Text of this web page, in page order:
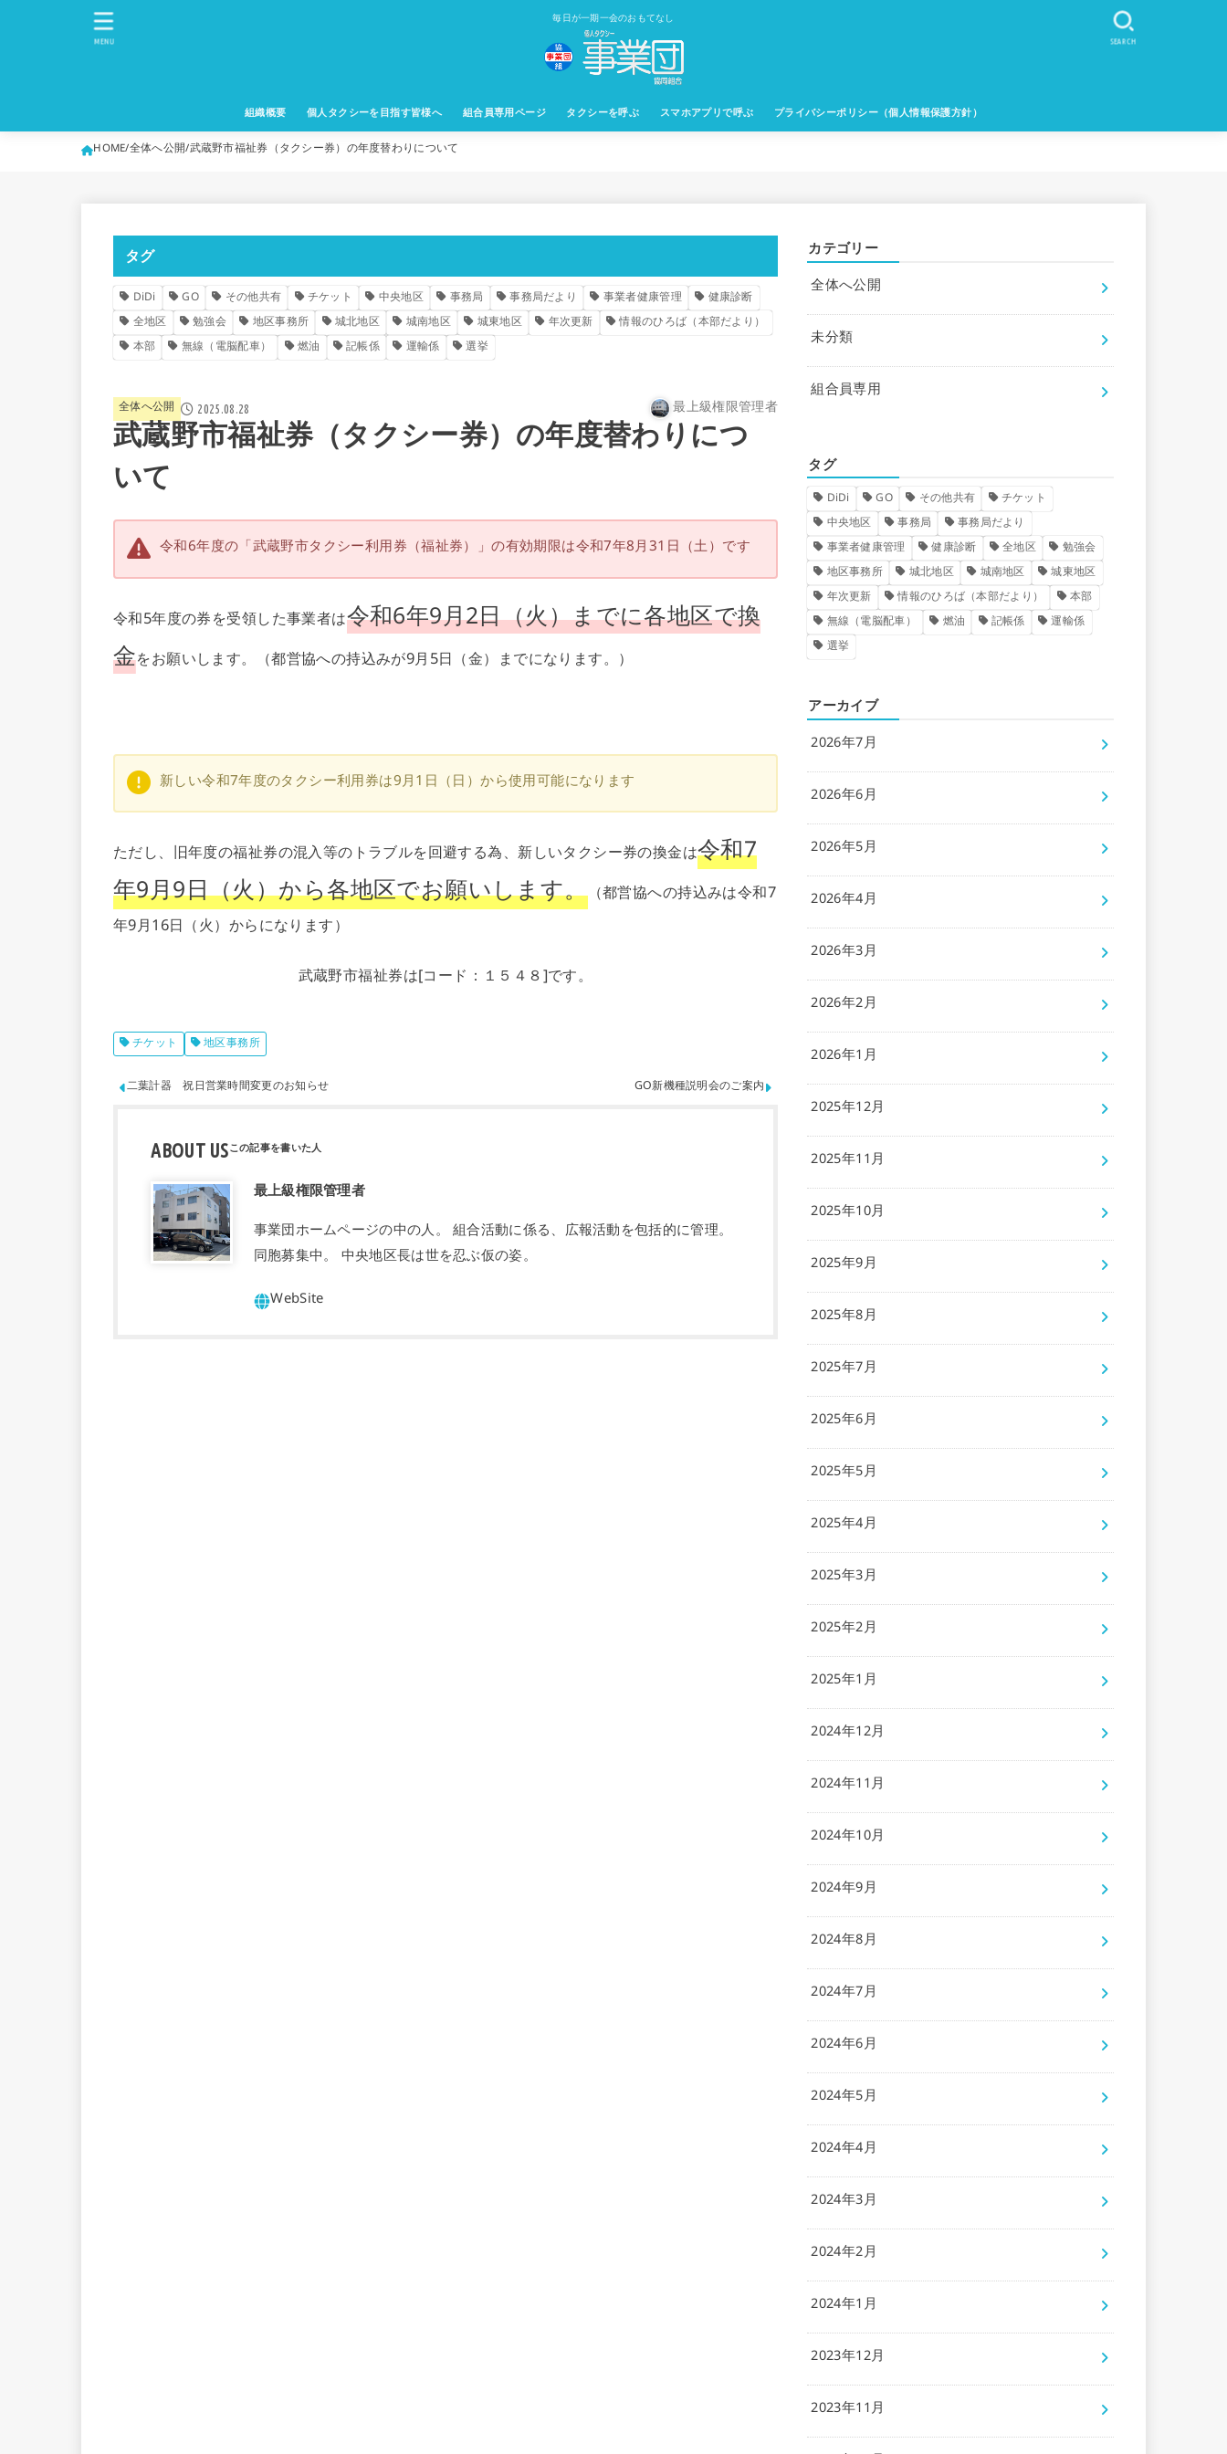
毎日が一期一会のおもてなし
組織概要 個人タクシーを目指す皆様へ 組合員専用ページ タクシーを呼ぶ スマホアプリで呼ぶ プライバシーポリシー（個人情報保護方針）
SEARCH
MENU
HOME全体へ公開武蔵野市福祉券（タクシー券）の年度替わりについて
タグ
DiDi GO その他共有 チケット 中央地区 事務局 事務局だより 事業者健康管理
健康診断
全地区
勉強会 地区事務所 城北地区 城南地区 城東地区 年次更新
情報のひろば（本部だより）
本部
無線（電脳配車） 燃油 記帳係 運輸係 選挙
全体へ公開 2025.08.28 最上級権限管理者
武蔵野市福祉券（タクシー券）の年度替わりにつ
いて
令和6年度の「武蔵野市タクシー利用券（福祉券）」の有効期限は令和7年8月31日（土）です
令和5年度の券を受領した事業者は令和6年9月2日（火）までに各地区で換
金をお願いします。（都営協への持込みが9月5日（金）までになります。）
新しい令和7年度のタクシー利用券は9月1日（日）から使用可能になります
ただし、旧年度の福祉券の混入等のトラブルを回避する為、新しいタクシー券の換金は令和7
年9月9日（火）から各地区でお願いします。（都営協への持込みは令和7
年9月16日（火）からになります）
武蔵野市福祉券は[コード：１５４８]です。
チケット
地区事務所
二葉計器 祝日営業時間変更のお知らせ
GO新機種説明会のご案内
ABOUT US
最上級権限管理者
事業団ホームページの中の人。 組合活動に係る、広報活動を包括的に管理。
同胞募集中。 中央地区長は世を忍ぶ仮の姿。
カテゴリー
全体へ公開
未分類
組合員専用
タグ
DiDi GO その他共有
チケット
中央地区
事務局
事務局だより
事業者健康管理
健康診断 全地区
勉強会
地区事務所
城北地区 城南地区
城東地区
年次更新
情報のひろば（本部だより）
本部
無線（電脳配車）
燃油 記帳係
運輸係
選挙
アーカイブ
2026年7月
2026年6月
2026年5月
2026年4月
2026年3月
2026年2月
2026年1月
2025年12月
2025年11月
2025年10月
2025年9月
2025年8月
2025年7月
2025年6月
2025年5月
2025年4月
2025年3月
2025年2月
2025年1月
2024年12月
2024年11月
2024年10月
2024年9月
2024年8月
2024年7月
2024年6月
2024年5月
2024年4月
2024年3月
2024年2月
2024年1月
2023年12月
2023年11月